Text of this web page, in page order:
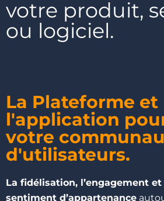
votre produit,
ou logiciel.
La Plateforme et
l'application
votre
d'utilisateurs.
La fidélisation, l’engagement et
sentiment d’appartenance